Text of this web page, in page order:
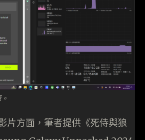
片方面，筆者提供《死侍與狼